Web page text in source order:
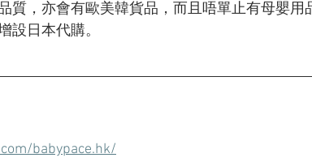
質，亦會有歐美韓貨品，而且唔單止有母嬰用
設日本代購。
babypace.hk/